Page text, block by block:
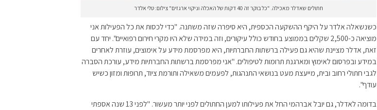
חתולים שאדלר מאכילה. "כל בוקר זה 40 דקות של האכלה וניקוי ארגזים" צילום: טלי אלדר
כשנשאלה אלדר על היקף ההשקעה הכספית, היא סיפרה שזה משתנה. "כדי לכסות את כל הפעילות אני
מוציאה כ-2,500 שקלים בממוצע בחודש כולל עיקורים, וזה במידה שלא היו מקרי חירום רפואיים". יחד עם
זאת, אדלר מציינת שהיא גם פעילה ברשתות החברתיות, היא מפרסמת מידע על אימוצים, עוזרת לאחרים
במידע ובפרסום לאימוץ ומארגנת תרומות לטיפולים. "אני מפרסמת ברשתות החברתיות מידע, עורכת הסברה
לגבי חתולי רחוב ובית, מייעצת מעט בנושאי התנהגות, לפעמים משאילה ותורמת ציוד, תרופות ומזון כשיש
עודף".
בדומה לאדלר, גם יובל אברהמי החל את פעילותו למען החתולים לפני יותר מעשור. "לפני 13 שנה אספתי